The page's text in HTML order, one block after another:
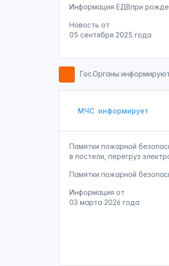
Информация ЕДВпри
Новость от
05 сентября 2025 года
Гос.Органы
МЧС информирует
Памятки пожарной
в постели, перегруз
Памятки пожарной
Информация от
03 марта 2026 года